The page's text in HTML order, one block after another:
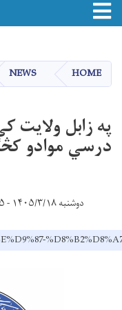
navigation
HOME
NEWS
په زابل ولایت
درسي موادو
دوشنبه ۱۴۰۵/۳/۱۸ - ۱۵:۲۵